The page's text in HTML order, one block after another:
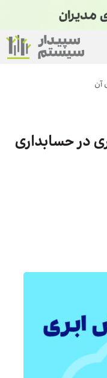
آن
در حسابداری